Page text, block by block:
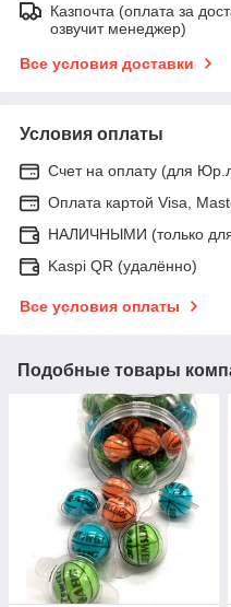
Казпочта (оплата за
озвучит менеджер)
Все условия доставки
Условия оплаты
Счет на оплату (для
Оплата картой Visa,
НАЛИЧНЫМИ (только
Kaspi QR (удалённо)
Все условия оплаты
Подобные товары